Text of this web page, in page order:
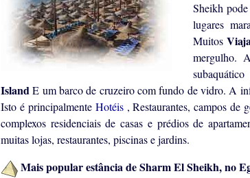
Sheikh
lugares
Muitos
mergulho.
IslandE um barco de cruzeiro com fundo de vidro. A
Isto é principalmente Hotéis , Restaurantes, campos de
complexos residenciais de casas e prédios de
muitas lojas, restaurantes, piscinas e jardins.
Mais popular estância de Sharm El Sheikh, no